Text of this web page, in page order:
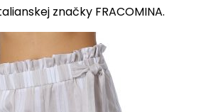
značky FRACOMINA.